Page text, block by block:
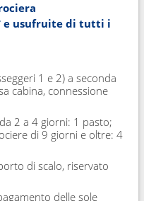
e usufruite di tutti i
1 e 2) a seconda
cabina, connessione
2 a 4 giorni: 1 pasto;
di 9 giorni e oltre: 4
di scalo, riservato
delle sole